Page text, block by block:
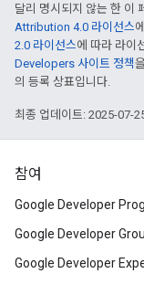
달리 명시되지 않는 한 이
Attribution 4.0 라이선스
2.0 라이선스에 따라 라이
Developers 사이트 정책
의 등록 상표입니다.
최종 업데이트: 2025-07-
참여
Google Developer
Google Developer
Google Developer